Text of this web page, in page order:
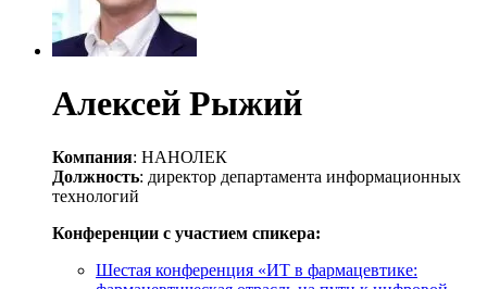
Алексей Рыжий
Компания: НАНОЛЕК
Должность: директор департамента информационных
технологий
Конференции с участием спикера:
Шестая конференция «ИТ в фармацевтике: